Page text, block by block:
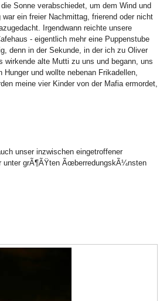
Sonne verabschiedet, um dem Wind und
ein freier Nachmittag, frierend oder nicht
Irgendwann reichte unsere
- eigentlich mehr eine Puppenstube
denn in der Sekunde, in der ich zu Oliver
alte Mutti zu uns und begann, uns
Hunger und wollte nebenan Frikadellen,
meine vier Kinder von der Mafia ermordet,
unser inzwischen eingetroffener
unter grÃ¶ÃŸten ÃœberredungskÃ¼nsten